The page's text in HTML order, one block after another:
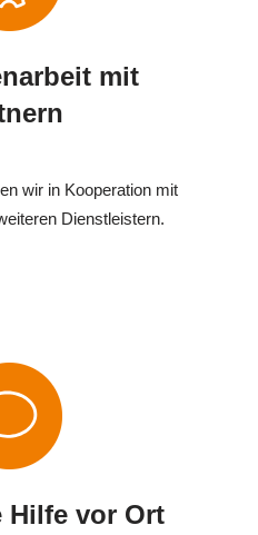
mit
wir in Kooperation mit
Dienstleistern.
vor Ort